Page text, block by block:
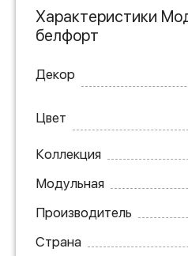
Характеристики
белфорт
Декор
Цвет
Коллекция
Модульная
Производитель
Страна